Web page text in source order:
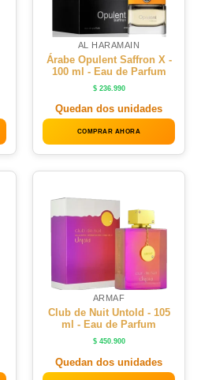
AL HARAMAIN
Árabe Opulent Saffron X -
100 ml - Eau de Parfum
$236.990
Quedan dos unidades
COMPRAR AHORA
ARMAF
Club de Nuit Untold - 105
ml - Eau de Parfum
$450.900
Quedan dos unidades